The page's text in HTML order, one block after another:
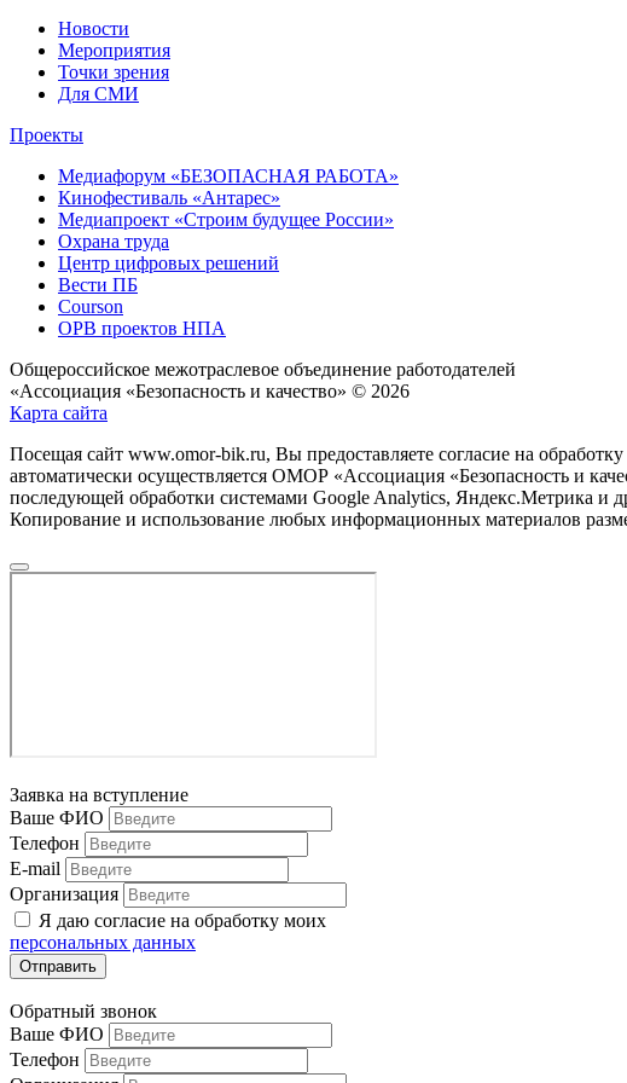
Новости
Мероприятия
Точки зрения
Для СМИ
Проекты
Медиафорум «БЕЗОПАСНАЯ РАБОТА»
Кинофестиваль «Антарес»
Медиапроект «Строим будущее России»
Охрана труда
Центр цифровых решений
Вести ПБ
Courson
ОРВ проектов НПА
Общероссийское межотраслевое объединение работодателей
«Ассоциация «Безопасность и качество» © 2026
Карта сайта
Посещая сайт www.omor-bik.ru, Вы предоставляете согласие на
автоматически осуществляется ОМОР «Ассоциация «Безопасность и
последующей обработки системами Google Analytics, Яндекс.Метрика и
Копирование и использование любых информационных материалов
Заявка на вступление
Ваше ФИО
Телефон
E-mail
Организация
Я даю согласие на обработку моих
персональных данных
Отправить
Обратный звонок
Ваше ФИО
Телефон